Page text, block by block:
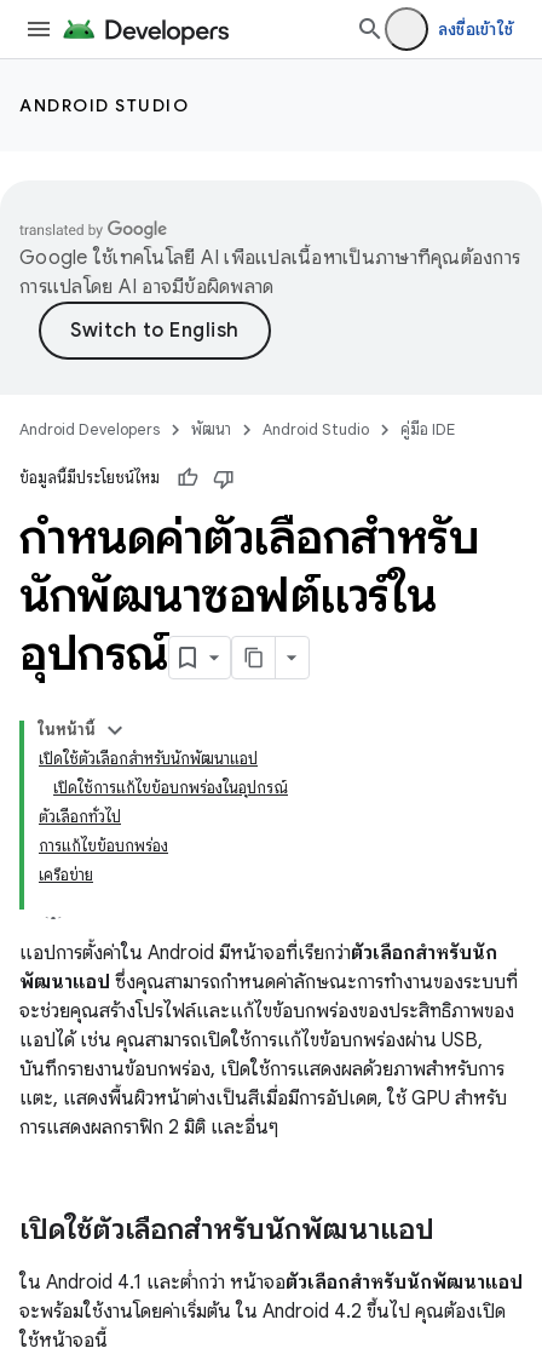
ลงชื่อเข้าใช้
ANDROID STUDIO
Google ใช้เทคโนโลยี AI เพื่อแปลเนื้อหาเป็นภาษาที่คุณต้องการ
การแปลโดย AI อาจมีข้อผิดพลาด
Android Developers พัฒนา Android Studio คู่มือ IDE
ข้อมูลนี้มีประโยชน์ไหม
กำหนดค่าตัวเลือกสำหรับ
นักพัฒนาซอฟต์แวร์ใน
อุปกรณ์
ในหน้านี้
เปิดใช้ตัวเลือกสำหรับนักพัฒนาแอป
เปิดใช้การแก้ไขข้อบกพร่องในอุปกรณ์
ตัวเลือกทั่วไป
การแก้ไขข้อบกพร่อง
เครือข่าย
แอปการตั้งค่าใน Android มีหน้าจอที่เรียกว่าตัวเลือกสำหรับนัก
พัฒนาแอป ซึ่งคุณสามารถกำหนดค่าลักษณะการทำงานของระบบที่
จะช่วยคุณสร้างโปรไฟล์และแก้ไขข้อบกพร่องของประสิทธิภาพของ
แอปได้ เช่น คุณสามารถเปิดใช้การแก้ไขข้อบกพร่องผ่าน USB,
บันทึกรายงานข้อบกพร่อง, เปิดใช้การแสดงผลด้วยภาพสำหรับการ
แตะ, แสดงพื้นผิวหน้าต่างเป็นสีเมื่อมีการอัปเดต, ใช้ GPU สำหรับ
การแสดงผลกราฟิก 2 มิติ และอื่นๆ
เปิดใช้ตัวเลือกสำหรับนักพัฒนาแอป
ใน Android 4.1 และต่ำกว่า หน้าจอตัวเลือกสำหรับนักพัฒนาแอป
จะพร้อมใช้งานโดยค่าเริ่มต้น ใน Android 4.2 ขึ้นไป คุณต้องเปิด
ใช้หน้าจอนี้